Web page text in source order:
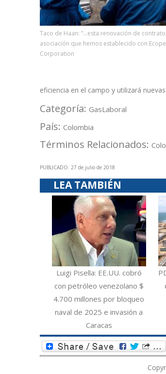
Taco de Haan: “…esta renovación de
asociación que hemos establecido con
Corporation
eficiencia en el campo y utilizará
Categoría: GasLaboral
País: Colombia
Términos Relacionados:
PUBLICADO: 27 de julio de 2018
LEA TAMBIÉN
Luigi Pisella: EE.UU. cobró
con petróleo venezolano $
4.700 millones por bloqueo
naval de 2025 e invasión a
Caracas